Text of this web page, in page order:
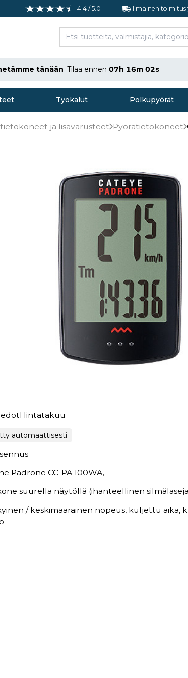
4.4 / 5.0 Ilmainen
tänään Tilaa ennen 07h 16m 01s
Työkalut Polkupyörät
ja lisävarusteet Pyörätietokoneet
Hintatakuu
automaattisesti
Padrone CC-PA 100WA,
suurella näytöllä (ihanteellinen
/ keskimääräinen nopeus, kuljettu aika,